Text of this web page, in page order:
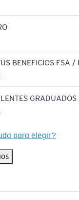
BENEFICIOS FSA /
GRADUADOS
para elegir?